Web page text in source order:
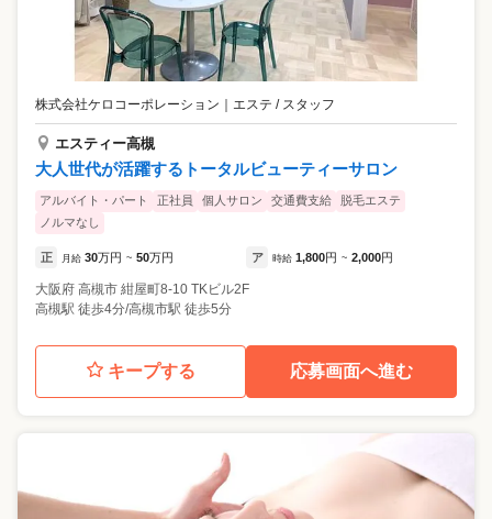
株式会社ケロコーポレーション ｜ エステ / スタッフ
エスティー高槻
大人世代が活躍するトータルビューティーサロン
アルバイト・パート 正社員 個人サロン 交通費支給
脱毛エステ
ノルマなし
正 月給 30万円 ~ 50万円 ア 時給 1,800円 ~ 2,000円
大阪府 高槻市 紺屋町8-10 TKビル2F
高槻駅 徒歩4分/高槻市駅 徒歩5分
キープする 応募画面へ進む